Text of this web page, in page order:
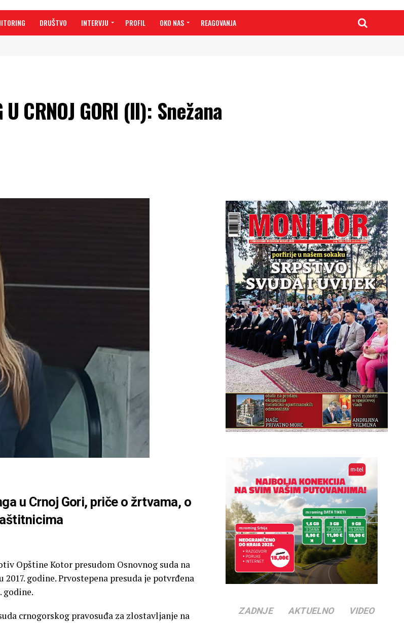
DRUŠTVO INTERVJU PROFIL OKO NAS REAGOVANJA
U CRNOJ GORI (II): Snežana
u Crnoj Gori, priče o žrtvama, o
Opštine Kotor presudom Osnovnog suda na
godine. Prvostepena presuda je potvrđena
godine.
crnogorskog pravosuđa za zlostavljanje na
ZADNJE AKTUELNO VIDEO